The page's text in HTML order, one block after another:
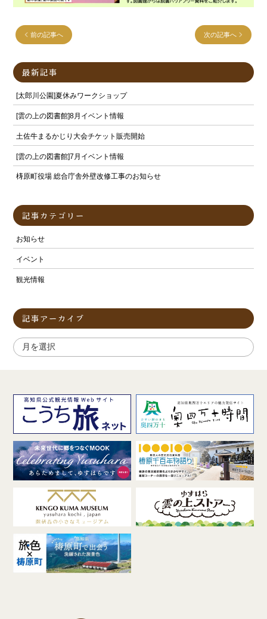
前の記事へ 次の記事へ
最新記事
[太郎川公園]夏休みワークショップ
[雲の上の図書館]8月イベント情報
土佐牛まるかじり大会チケット販売開始
[雲の上の図書館]7月イベント情報
梼原町役場 総合庁舎外壁改修工事のお知らせ
記事カテゴリー
お知らせ
イベント
観光情報
記事アーカイブ
ア
ー